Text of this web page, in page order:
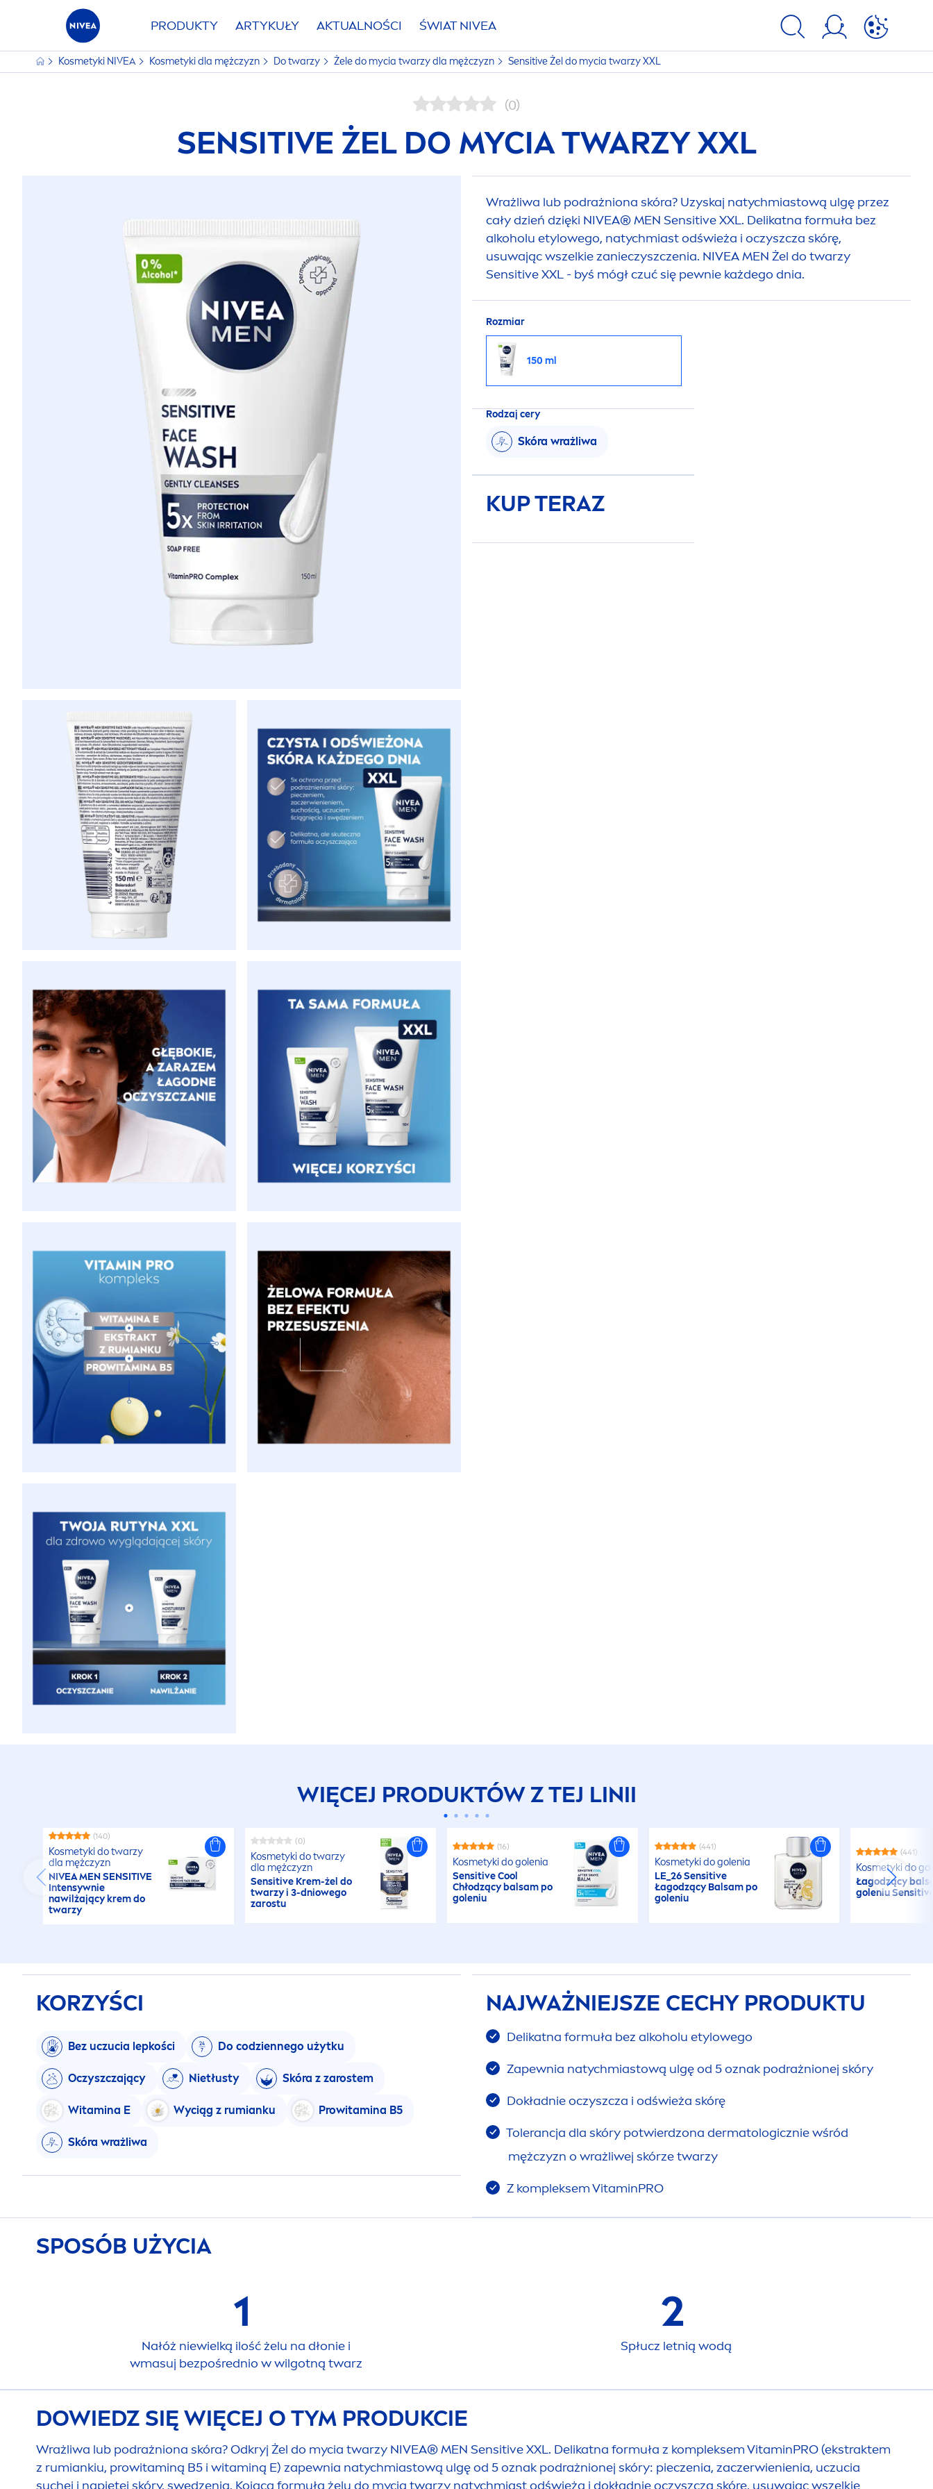
PRODUKTY ARTYKUŁY AKTUALNOŚCI ŚWIATNIVEA
Kosmetyki NIVEA Kosmetyki dla mężczyzn Do twarzy Żele do mycia twarzy dla mężczyzn SensitiveŻel do mycia twarzy XXL
(0)
SENSITIVE ŻEL DO MYCIA TWARZY XXL
Wrażliwa lub podrażniona skóra? Uzyskaj natychmiastową ulgę przez
cały dzień dzięki NIVEA®MEN SensitiveXXL. Delikatna formuła bez
alkoholu etylowego, natychmiast odświeża i oczyszcza skórę,
usuwając wszelkie zanieczyszczenia. NIVEAMEN Żel do twarzy
SensitiveXXL - byś mógł czuć się pewnie każdego dnia.
Rozmiar
150 ml
Rodzaj cery
Skóra wrażliwa
KUP TERAZ
WIĘCEJ PRODUKTÓW Z TEJ LINII
(140)
Kosmetyki do twarzy
dla mężczyzn
NIVEAMENSENSITIVE
Intensywnie
nawilżający krem do
twarzy
(0)
Kosmetyki do twarzy
dla mężczyzn
SensitiveKrem-żel do
twarzy i 3-dniowego
zarostu
(16)
Kosmetyki do golenia
SensitiveCool
Chłodzący balsam po
goleniu
(441)
Kosmetyki do golenia
LE_26Sensitive
Łagodzący Balsam po
goleniu
(441)
Kosmetyki do
Łagodzący
goleniu
KORZYŚCI
Bez uczucia lepkości Do codziennego użytku
Oczyszczający Nietłusty Skóra z zarostem
Witamina E Wyciąg z rumianku Prowitamina B5
Skóra wrażliwa
NAJWAŻNIEJSZE CECHY PRODUKTU
Delikatna formuła bez alkoholu etylowego
Zapewnia natychmiastową ulgę od 5 oznak podrażnionej skóry
Dokładnie oczyszcza i odświeża skórę
Tolerancja dla skóry potwierdzona dermatologicznie wśród
mężczyzn o wrażliwej skórze twarzy
Z kompleksemVitaminPRO
SPOSÓB UŻYCIA
1
Nałóż niewielką ilość żelu na dłonie i
wmasuj bezpośrednio w wilgotną twarz
2
Spłucz letnią wodą
DOWIEDZ SIĘ WIĘCEJ O TYM PRODUKCIE
Wrażliwa lub podrażniona skóra? Odkryj Żel do mycia twarzy NIVEA®MEN SensitiveXXL. Delikatna formuła z kompleksemVitaminPRO (ekstraktem
z rumiankiu, prowitaminą B5 i witaminą E) zapewnia natychmiastową ulgę od 5 oznak podrażnionej skóry: pieczenia, zaczerwienienia, uczucia
suchej i napiętej skóry, swędzenia. Kojąca formuła żelu do mycia twarzy natychmiast odświeża i dokładnie oczyszcza skórę, usuwając wszelkie